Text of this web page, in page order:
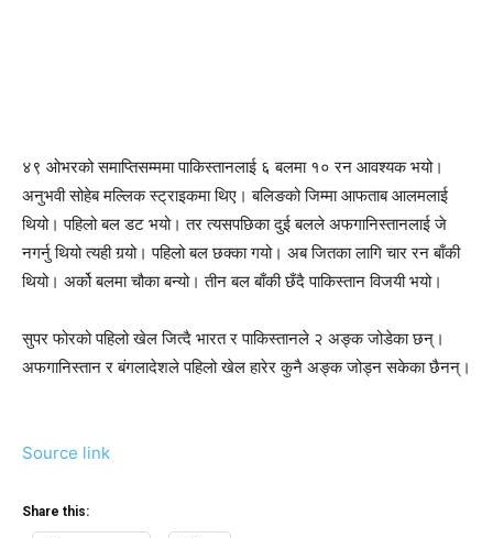
४९ ओभरको समाप्तिसम्ममा पाकिस्तानलाई ६ बलमा १० रन आवश्यक भयो।
अनुभवी सोहेब मल्लिक स्ट्राइकमा थिए। बलिङको जिम्मा आफताब आलमलाई
थियो। पहिलो बल डट भयो। तर त्यसपछिका दुई बलले अफगानिस्तानलाई जे
नगर्नु थियो त्यही गर्‍यो। पहिलो बल छक्का गयो। अब जितका लागि चार रन बाँकी
थियो। अर्को बलमा चौका बन्यो। तीन बल बाँकी छँदै पाकिस्तान विजयी भयो।
सुपर फोरको पहिलो खेल जित्दै भारत र पाकिस्तानले २ अङ्क जोडेका छन्।
अफगानिस्तान र बंगलादेशले पहिलो खेल हारेर कुनै अङ्क जोड्न सकेका छैनन्।
Source link
Share this: